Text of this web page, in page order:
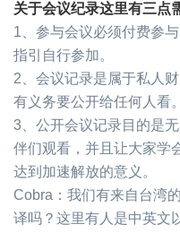
关于会议纪录这里有三点
1 、参与会议必须付费参
指引自行参加。
2 、会议记录是属于私人
有义务要公开给任何人看。
3 、公开会议记录目的是
伴们观看，并且让大家学
达到加速解放的意义。
Cobra ：我们有来自台湾
译吗？这里有人是中英文